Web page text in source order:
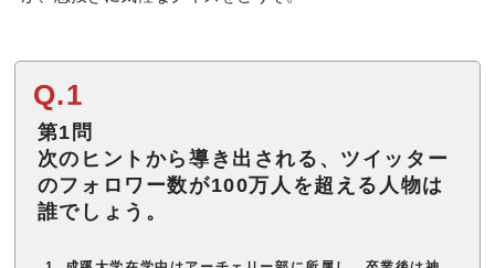
Q.1
第1問
次のヒントから導き出される、ツイッター
のフォロワー数が100万人を超える人物は
誰でしょう。